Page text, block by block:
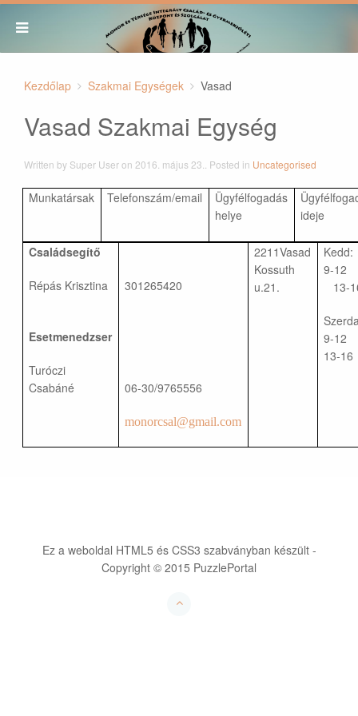
Kezdőlap Szakmai Egységek Vasad
Vasad Szakmai Egység
Written by Super User on 2016. május 23. . Posted in Uncategorised
Munkatársak Telefonszám/email
Ügyfélfogadás
helye
ideje
Családsegítő
Répás Krisztina
Esetmenedzser
Turóczi
Csabáné
301265420
06-30/9765556
monorcsal@gmail.com
2211Vasad
Kossuth
u.21.
Kedd:
9-
13-
9-
13-16
Ez a weboldal HTML5 és CSS3 szabványban készült -
Copyright © 2015 PuzzlePortal